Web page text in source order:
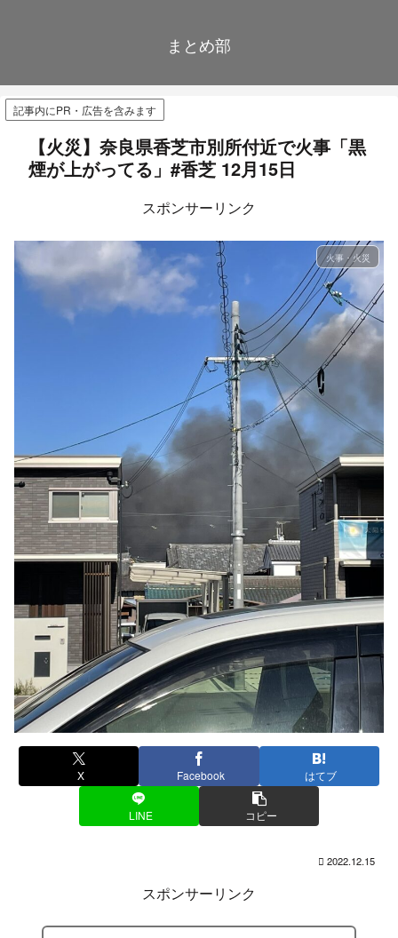
まとめ部
記事内にPR・広告を含みます
【火災】奈良県香芝市別所付近で火事「黒
煙が上がってる」#香芝 12月15日
スポンサーリンク
火事・火災
X Facebook はてブ
LINE コピー
2022.12.15
スポンサーリンク